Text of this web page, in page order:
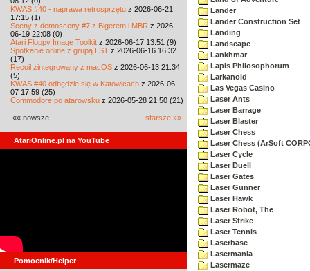
KWAS #40 - naprawa retrosprzętu z 2026-06-21
17:15 (1)
Sceny z demosceny #7 z Bigerem i MBR z 2026-
06-19 22:08 (0)
Atari Floppy Image Toolkit z 2026-06-17 13:51 (9)
Spotkanie online z grupą LST z 2026-06-16 16:32
(17)
Recoil zintegrowany z macOS z 2026-06-13 21:34
(5)
KWAS #40 odbędzie się w Katowicach z 2026-06-
07 17:59 (25)
Commodore po atarowsku z 2026-05-28 21:50 (21)
«« nowsze starsze »»
AtariOnline.pl na YouTube
Pomocnik/Helper
Lander
Lander Construction Set
Landing
Landscape
Lankhmar
Lapis Philosophorum
Larkanoid
Las Vegas Casino
Laser Ants
Laser Barrage
Laser Blaster
Laser Chess
Laser Chess (ArSoft
Laser Cycle
Laser Duell
Laser Gates
Laser Gunner
Laser Hawk
Laser Robot, The
Laser Strike
Laser Tennis
Laserbase
Lasermania
Lasermaze